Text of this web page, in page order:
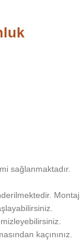
sağlanmaktadır.
Montaj
kaçınınız.